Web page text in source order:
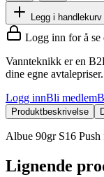
Legg i handlekurv
Logg inn for å se
Vannteknikk er en
dine egne avtalepriser.
Logg innBli medlem
Produktbeskrivelse
Albue 90gr S16
Lignende